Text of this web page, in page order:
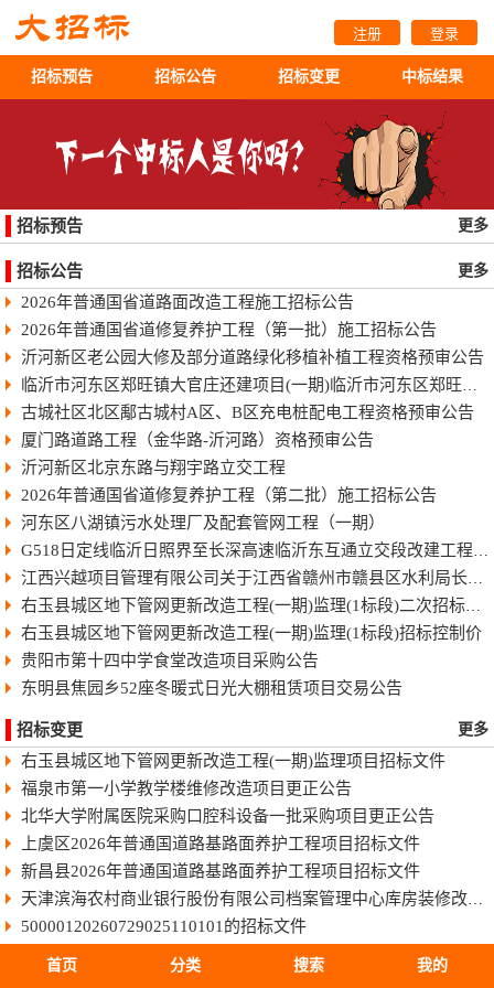
注册 登录
招标预告 招标公告 招标变更 中标结果
招标预告 更多
招标公告 更多
2026年普通国省道路面改造工程施工招标公告
2026年普通国省道修复养护工程（第一批）施工招标公告
沂河新区老公园大修及部分道路绿化移植补植工程资格预审公告
临沂市河东区郑旺镇大官庄还建项目(一期)临沂市河东区郑旺镇大官庄还建项目（一期）
古城社区北区鄅古城村A区、B区充电桩配电工程资格预审公告
厦门路道路工程（金华路-沂河路）资格预审公告
沂河新区北京东路与翔宇路立交工程
2026年普通国省道修复养护工程（第二批）施工招标公告
河东区八湖镇污水处理厂及配套管网工程（一期）
G518日定线临沂日照界至长深高速临沂东互通立交段改建工程快速化智慧公路施工招标公告
江西兴越项目管理有限公司关于江西省赣州市赣县区水利局长臂型中型蓝藻打捞干化一体船采购（项目编号：JXXY2026-GX-J002）的电子化竞争性谈判公告
右玉县城区地下管网更新改造工程(一期)监理(1标段)二次招标公告
右玉县城区地下管网更新改造工程(一期)监理(1标段)招标控制价
贵阳市第十四中学食堂改造项目采购公告
东明县焦园乡52座冬暖式日光大棚租赁项目交易公告
招标变更 更多
右玉县城区地下管网更新改造工程(一期)监理项目招标文件
福泉市第一小学教学楼维修改造项目更正公告
北华大学附属医院采购口腔科设备一批采购项目更正公告
上虞区2026年普通国道路基路面养护工程项目招标文件
新昌县2026年普通国道路基路面养护工程项目招标文件
天津滨海农村商业银行股份有限公司档案管理中心库房装修改造工程1标段招标文件
50000120260729025110101的招标文件
HBSJ-202411FJ-253002002的招标文件
首页 分类 搜索 我的